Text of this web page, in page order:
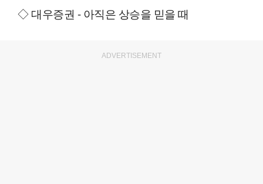
◇ 대우증권 - 아직은 상승을 믿을 때
ADVERTISEMENT